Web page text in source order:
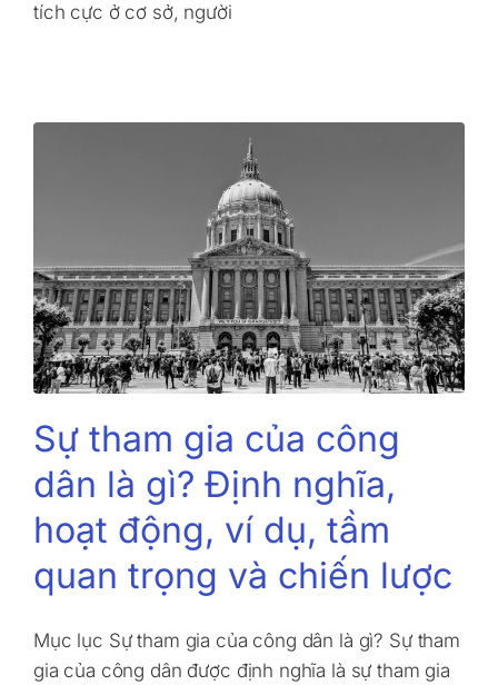
tích cực ở cơ sở, người
Sự tham gia của công
dân là gì? Định nghĩa,
hoạt động, ví dụ, tầm
quan trọng và chiến lược
Mục lục Sự tham gia của công dân là gì? Sự tham
gia của công dân được định nghĩa là sự tham gia